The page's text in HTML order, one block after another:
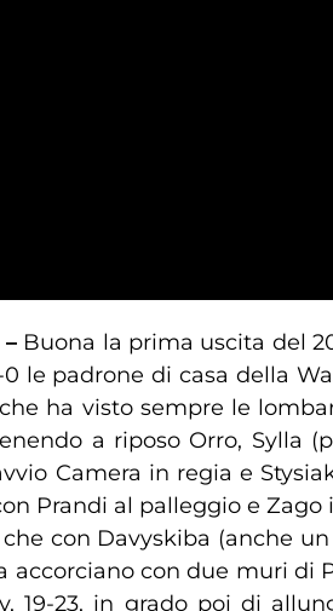
Buona la prima uscita del
le padrone di casa della
ha visto sempre le
a riposo Orro,
Camera in regia e
Prandi al palleggio e
con Davyskiba (anche
accorciano con due muri
23, in grado poi di